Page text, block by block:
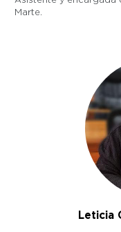
Marte.
Leticia